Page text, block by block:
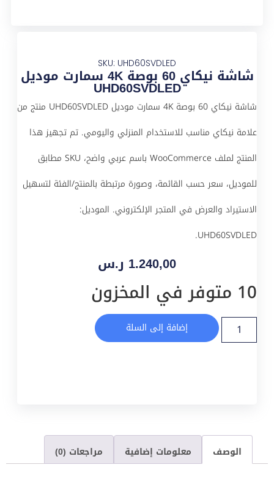
SKU: UHD60SVDLED
شاشة نيكاي 60 بوصة 4K سمارت موديل
UHD60SVDLED
شاشة نيكاي 60 بوصة 4K سمارت موديل UHD60SVDLED منتج من
علامة نيكاي مناسب للاستخدام المنزلي واليومي. تم تجهيز هذا
المنتج لملف WooCommerce باسم عربي واضح، SKU مطابق
للموديل، سعر حسب القائمة، وصورة مرتبطة بالمنتج/الفئة لتسهيل
الاستيراد والعرض في المتجر الإلكتروني. الموديل:
UHD60SVDLED.
1.240,00 ر.س
10 متوفر في المخزون
إضافة إلى السلة
الوصف معلومات إضافية مراجعات (0)